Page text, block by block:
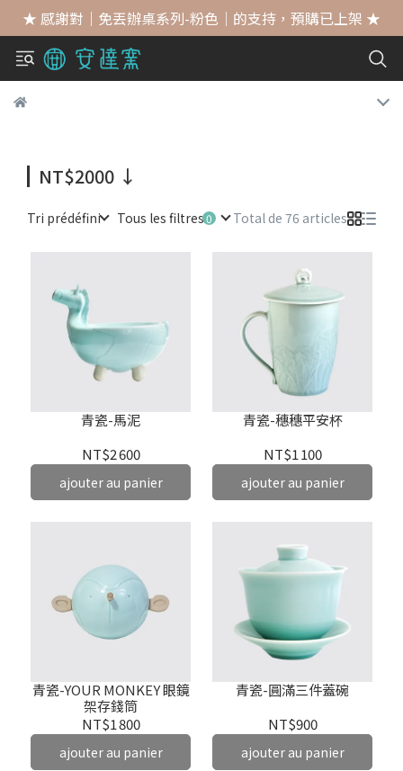
★ 感謝對｜免丟辦桌系列-粉色｜的支持，預購已上架 ★
NT$2000 ↓
Tri prédéfini Tous les filtres Total de 76 articles
青瓷-馬泥
NT$2 600
ajouter au panier
青瓷-穗穗平安杯
NT$1 100
ajouter au panier
青瓷-YOUR MONKEY 眼鏡
架存錢筒
NT$1 800
ajouter au panier
青瓷-圓滿三件蓋碗
NT$900
ajouter au panier